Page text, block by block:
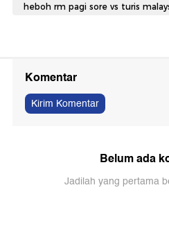
heboh rm pagi sore vs turis
Komentar
Kirim Komentar
Belum ada
Jadilah yang pertama